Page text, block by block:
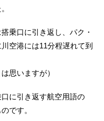
乗口に引き返し、パク・
空港には11分程遅れて到
思いますが）
に引き返す航空用語の
です。